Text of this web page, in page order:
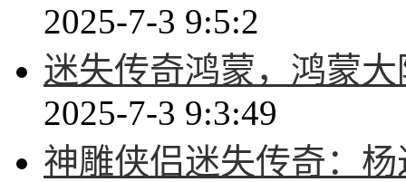
2025-7-3 9:5:2
迷失传奇鸿蒙，鸿蒙
2025-7-3 9:3:49
神雕侠侣迷失传奇：